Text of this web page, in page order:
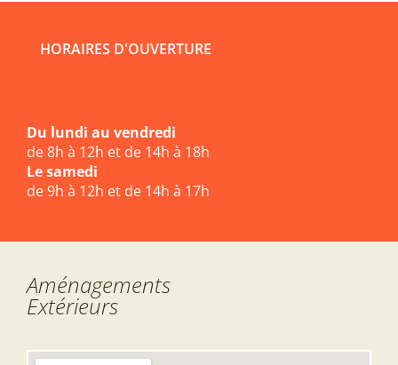
HORAIRES D'OUVERTURE
Du lundi au vendredi
de 8h à 12h et de 14h à 18h
Le samedi
de 9h à 12h et de 14h à 17h
Aménagements
Extérieurs